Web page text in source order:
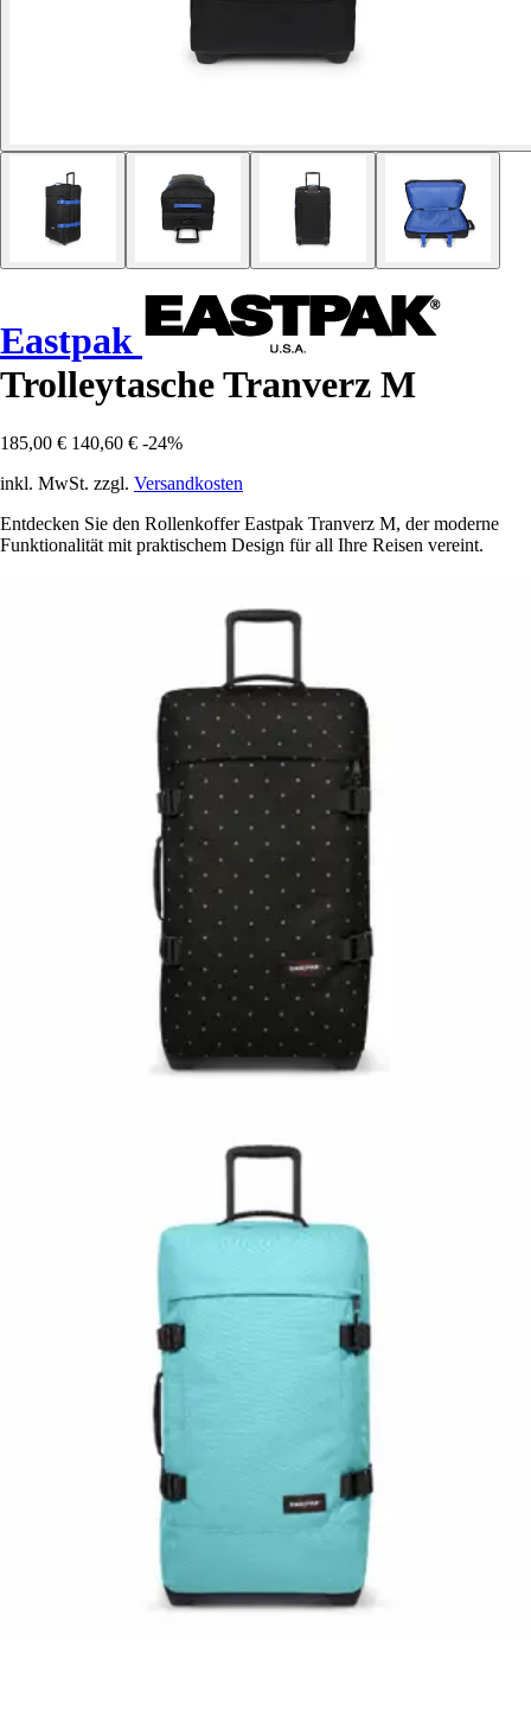
Eastpak
Trolleytasche Tranverz M
185,00 € 140,60 € -24%
inkl. MwSt. zzgl. Versandkosten
Entdecken Sie den Rollenkoffer Eastpak Tranverz M, der moderne
Funktionalität mit praktischem Design für all Ihre Reisen vereint.